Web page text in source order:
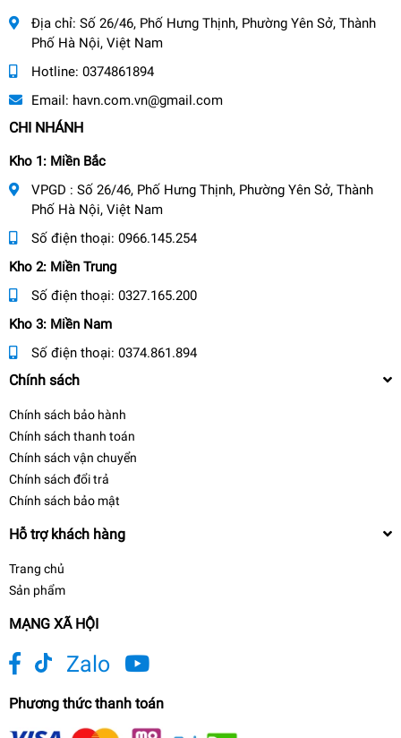
Địa chỉ: Số 26/46, Phố Hưng Thịnh, Phường Yên Sở, Thành
Phố Hà Nội, Việt Nam
Hotline: 0374861894
Email: havn.com.vn@gmail.com
CHI NHÁNH
Kho 1: Miền Bắc
VPGD : Số 26/46, Phố Hưng Thịnh, Phường Yên Sở, Thành
Phố Hà Nội, Việt Nam
Số điện thoại: 0966.145.254
Kho 2: Miền Trung
Số điện thoại: 0327.165.200
Kho 3: Miền Nam
Số điện thoại: 0374.861.894
Chính sách
Chính sách bảo hành
Chính sách thanh toán
Chính sách vận chuyển
Chính sách đổi trả
Chính sách bảo mật
Hỗ trợ khách hàng
Trang chủ
Sản phẩm
MẠNG XÃ HỘI
Zalo
Phương thức thanh toán